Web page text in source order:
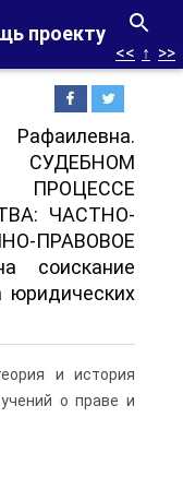
проекту
<< ↑ >>
СУДЕБНОМ
ЧАСТНО-
ПРАВОВОЕ
соискание
юридических
и история
о праве и